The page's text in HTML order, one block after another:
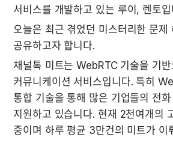
서비스를 개발하고 있는 루이, 렌토입
오늘은 최근 겪었던 미스터리한 문제
공유하고자 합니다.
채널톡 미트는 WebRTC 기술을 기반
커뮤니케이션 서비스입니다. 특히
통합 기술을 통해 많은 기업들의 전
지원하고 있습니다. 현재 2천여개의
중이며 하루 평균 3만건의 미트가 이